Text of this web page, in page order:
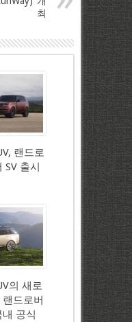
최
랜드로
SV 출시
의 새로
드로버
공식